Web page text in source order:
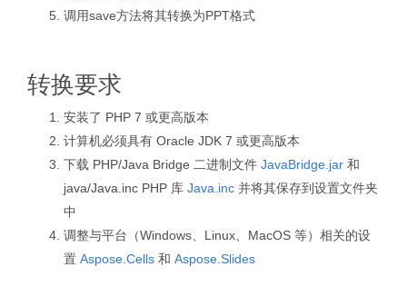
调用save方法将其转换为PPT格式
转换要求
安装了 PHP 7 或更高版本
计算机必须具有 Oracle JDK 7 或更高版本
下载 PHP/Java Bridge 二进制文件 JavaBridge.jar 和
java/Java.inc PHP 库 Java.inc 并将其保存到设置文件夹
中
调整与平台（Windows、Linux、MacOS 等）相关的设
置 Aspose.Cells 和 Aspose.Slides